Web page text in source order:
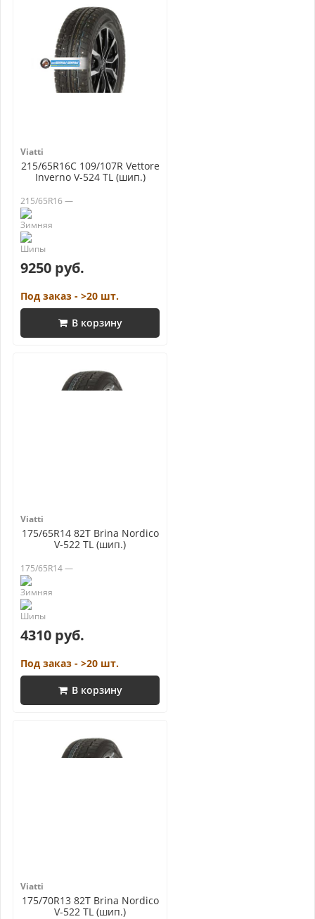
Viatti
215/65R16C 109/107R Vettore
Inverno V-524 TL (шип.)
215/65R16 —
9250 руб.
Под заказ - >20 шт.
В корзину
Viatti
175/65R14 82T Brina Nordico
V-522 TL (шип.)
175/65R14 —
4310 руб.
Под заказ - >20 шт.
В корзину
Viatti
175/70R13 82T Brina Nordico
V-522 TL (шип.)